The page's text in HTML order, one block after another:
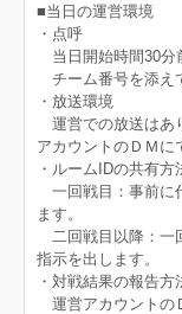
■当日の運営環境
・点呼
当日開始時間30分
チーム番号を添え
・放送環境
運営での放送はあ
アカウントのＤＭに
・ルームIDの共有方
一回戦目：事前に
ます。
二回戦目以降：一
指示を出します。
・対戦結果の報告方
運営アカウントの